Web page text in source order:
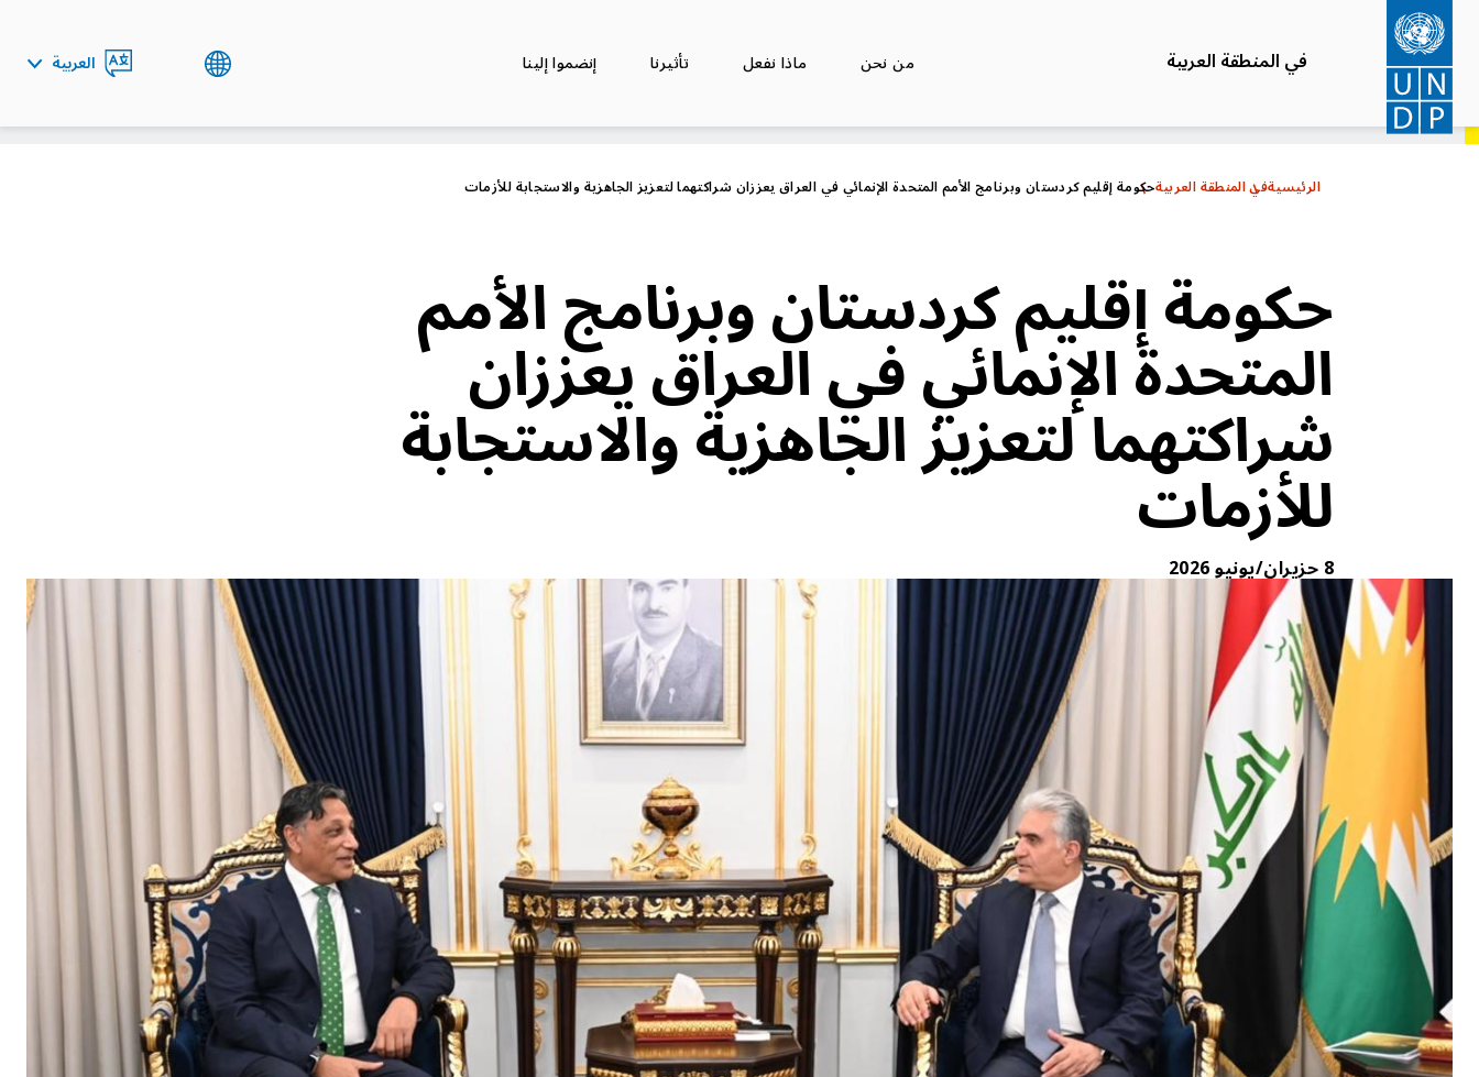
تجاوز
المحتوى
الرئيسي
في المنطقة العربية من نحن ماذا نفعل تأثيرنا إنضموا إلينا
العربية
الرئيسيةفي المنطقة العربيةحكومة إقليم كردستان وبرنامج الأمم المتحدة الإنمائي في العراق يعززان شراكتهما لتعزيز الجاهزية والاستجابة للأزمات
حكومة إقليم كردستان وبرنامج الأمم
المتحدة الإنمائي في العراق يعززان
شراكتهما لتعزيز الجاهزية والاستجابة
للأزمات
8 حزيران/يونيو 2026